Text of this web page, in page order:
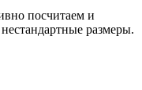
посчитаем и
размеры.